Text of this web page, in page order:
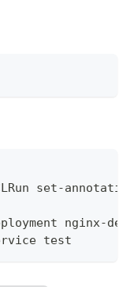
set-
nginx-
test